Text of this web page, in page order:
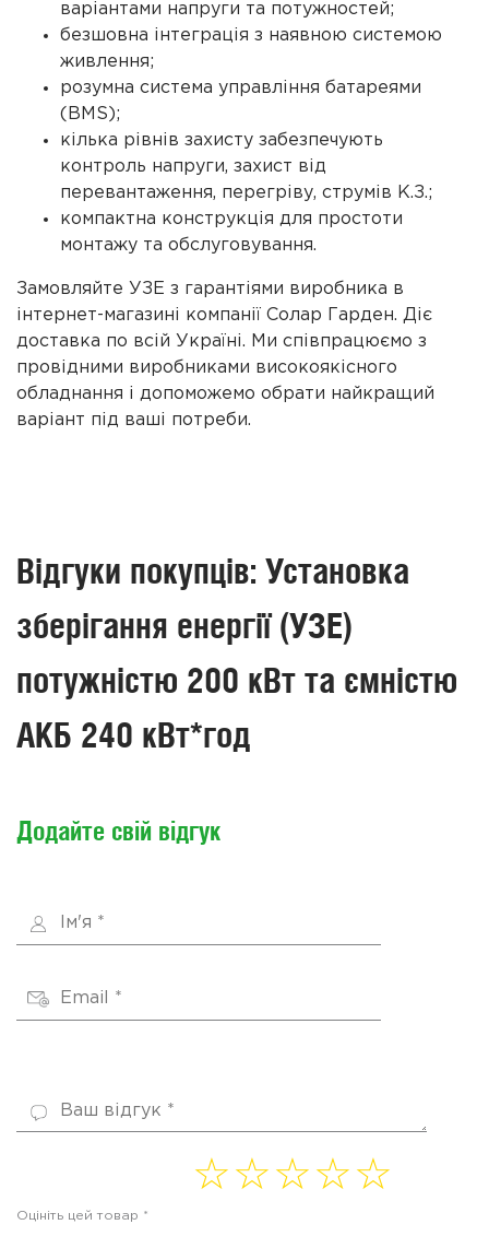
варіантами напруги та потужностей;
безшовна інтеграція з наявною системою
живлення;
розумна система управління батареями
(BMS);
кілька рівнів захисту забезпечують
контроль напруги, захист від
перевантаження, перегріву, струмів К.З.;
компактна конструкція для простоти
монтажу та обслуговування.
Замовляйте УЗЕ з гарантіями виробника в
інтернет-магазині компанії Солар Гарден. Діє
доставка по всій Україні. Ми співпрацюємо з
провідними виробниками високоякісного
обладнання і допоможемо обрати найкращий
варіант під ваші потреби.
Відгуки покупців: Установка
зберігання енергії (УЗЕ)
потужністю 200 кВт та ємністю
АКБ 240 кВт*год
Додайте свій відгук
Оцініть цей товар *
1 of
2 of
3 of
4
5 of